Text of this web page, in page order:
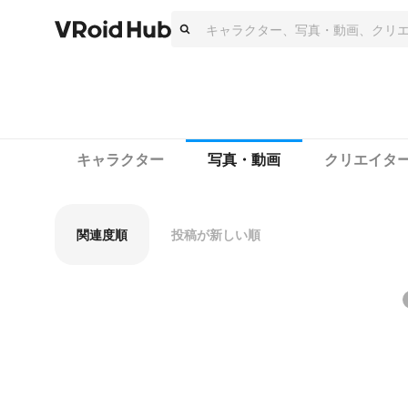
キャラクター 写真・動画 クリエイタ
関連度順 投稿が新しい順